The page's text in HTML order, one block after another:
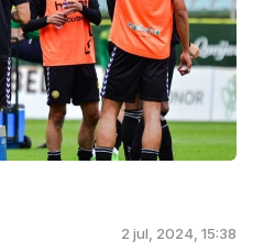
2 jul, 2024, 15:38